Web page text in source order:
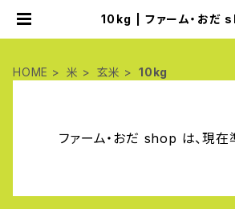
10kg | ファーム・おだ
HOME 米 玄米 10kg
ファーム・おだ shop は、現在